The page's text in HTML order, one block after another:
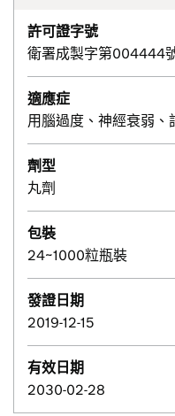
許可證字號
衛署成製字第004444
適應症
用腦過度、神經衰弱、
劑型
丸劑
包裝
24~1000粒瓶裝
發證日期
2019-12-15
有效日期
2030-02-28